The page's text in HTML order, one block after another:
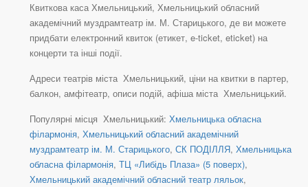
Квиткова каса Хмельницький, Хмельницький обласний
академічний муздрамтеатр ім. М. Старицького, де ви можете
придбати електронний квиток (етикет, e-ticket, eticket) на
концерти та інші події.
Адреси театрів міста Хмельницький, ціни на квитки в партер,
балкон, амфітеатр, описи подій, афіша міста Хмельницький.
Популярні місця Хмельницький: Хмельницька обласна
філармонія, Хмельницький обласний академічний
муздрамтеатр ім. М. Старицького, СК ПОДІЛЛЯ, Хмельницька
обласна філармонія, ТЦ «Либідь Плаза» (5 поверх),
Хмельницький академічний обласний театр ляльок,